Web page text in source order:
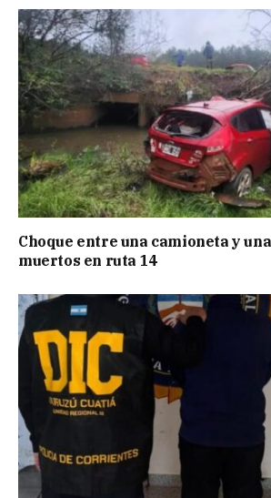
Choque entre una camioneta y
muertos en ruta 14